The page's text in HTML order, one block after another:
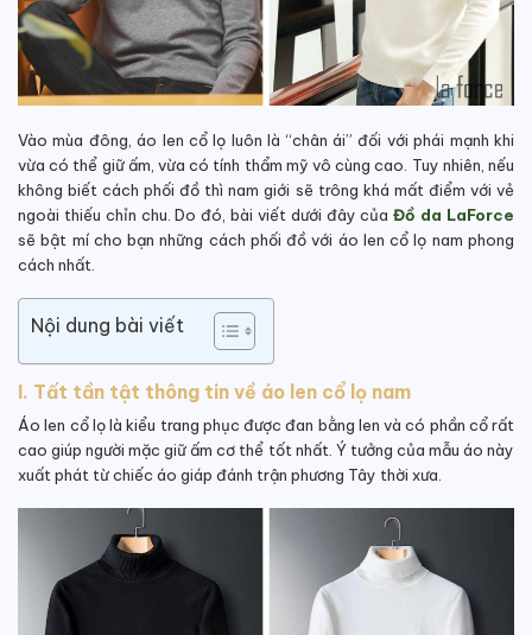
Vào mùa đông, áo len cổ lọ luôn là “chân ái” đối với phái mạnh khi
vừa có thể giữ ấm, vừa có tính thẩm mỹ vô cùng cao. Tuy nhiên, nếu
không biết cách phối đồ thì nam giới sẽ trông khá mất điểm với vẻ
ngoài thiếu chỉn chu. Do đó, bài viết dưới đây củaĐồ da LaForce
sẽ bật mí cho bạn những cách phối đồ với áo len cổ lọ nam phong
cách nhất.
Nội dung bài viết
I. Tất tần tật thông tin về áo len cổ lọ nam
Áo len cổ lọ là kiểu trang phục được đan bằng len và có phần cổ rất
cao giúp người mặc giữ ấm cơ thể tốt nhất. Ý tưởng của mẫu áo này
xuất phát từ chiếc áo giáp đánh trận phương Tây thời xưa.